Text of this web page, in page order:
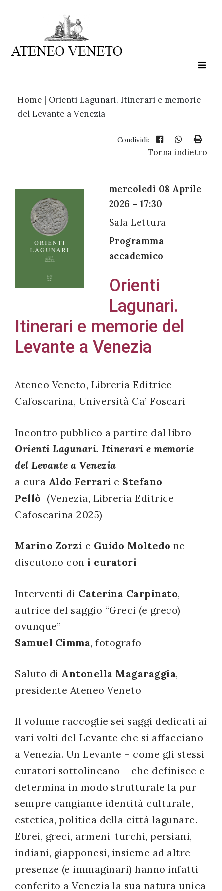
Home | Orienti Lagunari. Itinerari e memorie
del Levante a Venezia
Condividi:
Torna indietro
mercoledì 08 Aprile
2026 - 17:30
Sala Lettura
Programma
accademico
Orienti
Lagunari.
Itinerari e memorie del
Levante a Venezia
Ateneo Veneto, Libreria Editrice
Cafoscarina, Università Ca’ Foscari
Incontro pubblico a partire dal libro
Orienti Lagunari. Itinerari e memorie
del Levante a Venezia
a cura Aldo Ferrari e Stefano
Pellò (Venezia, Libreria Editrice
Cafoscarina 2025)
Marino Zorzi e Guido Moltedo ne
discutono con i curatori
Interventi di Caterina Carpinato,
autrice del saggio “Greci (e greco)
ovunque”
Samuel Cimma, fotografo
Saluto di Antonella Magaraggia,
presidente Ateneo Veneto
Il volume raccoglie sei saggi dedicati ai
vari volti del Levante che si affacciano
a Venezia. Un Levante – come gli stessi
curatori sottolineano – che definisce e
determina in modo strutturale la pur
sempre cangiante identità culturale,
estetica, politica della città lagunare.
Ebrei, greci, armeni, turchi, persiani,
indiani, giapponesi, insieme ad altre
presenze (e immaginari) hanno infatti
conferito a Venezia la sua natura unica
Ateneo
è
cultura
Acconsento
personali in
accordo
con il
196/03
Registrazione
avvenuta con
successo!